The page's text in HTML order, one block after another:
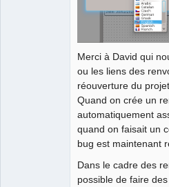
Merci à David qui
ou les liens des
réouverture du
Quand on crée un
automatiquement
quand on faisait un
bug est maintenant
Dans le cadre des
possible de faire